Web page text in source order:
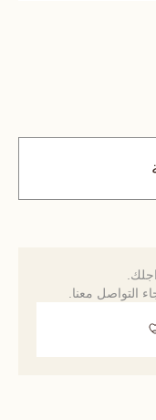
التواصل معنا.